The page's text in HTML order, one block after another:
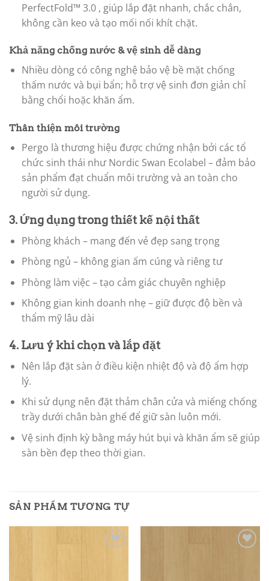
PerfectFold™ 3.0 , giúp lắp đặt nhanh, chắc chắn,
không cần keo và tạo mối nối khít chặt.
Khả năng chống nước & vệ sinh dễ dàng
Nhiều dòng có công nghệ bảo vệ bề mặt chống
thấm nước và bụi bẩn; hỗ trợ vệ sinh đơn giản chỉ
bằng chổi hoặc khăn ẩm.
Thân thiện môi trường
Pergo là thương hiệu được chứng nhận bởi các tổ
chức sinh thái như Nordic Swan Ecolabel – đảm bảo
sản phẩm đạt chuẩn môi trường và an toàn cho
người sử dụng.
3. Ứng dụng trong thiết kế nội thất
Phòng khách – mang đến vẻ đẹp sang trọng
Phòng ngủ – không gian ấm cúng và riêng tư
Phòng làm việc – tạo cảm giác chuyên nghiệp
Không gian kinh doanh nhẹ – giữ được độ bền và
thẩm mỹ lâu dài
4. Lưu ý khi chọn và lắp đặt
Nên lắp đặt sàn ở điều kiện nhiệt độ và độ ẩm hợp
lý.
Khi sử dụng nên đặt thảm chân cửa và miếng chống
trầy dưới chân bàn ghế để giữ sàn luôn mới.
Vệ sinh định kỳ bằng máy hút bụi và khăn ẩm sẽ giúp
sàn bền đẹp theo thời gian.
SẢN PHẨM TƯƠNG TỰ